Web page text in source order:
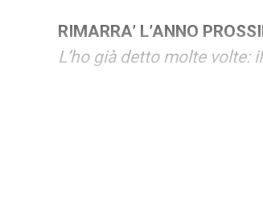
RIMARRA’ L’ANNO
L’ho già detto molte volte:
partita a ciò che ci aiuta a